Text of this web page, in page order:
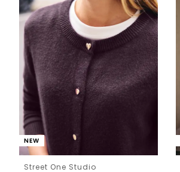
NEW
Street One Studio